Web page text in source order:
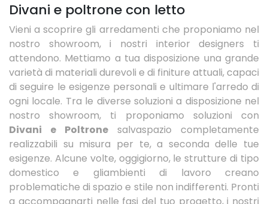
Divani e poltrone con letto
Vieni a scoprire gli arredamenti che proponiamo nel
nostro showroom, i nostri interior designers ti
attendono. Mettiamo a tua disposizione una grande
varietà di materiali durevoli e di finiture attuali, capaci
di seguire le esigenze personali e ultimare l'arredo di
ogni locale. Tra le diverse soluzioni a disposizione nel
nostro showroom, ti proponiamo soluzioni con
Divani e Poltrone salvaspazio completamente
realizzabili su misura per te, a seconda delle tue
esigenze. Alcune volte, oggigiorno, le strutture di tipo
domestico e gliambienti di lavoro creano
problematiche di spazio e stile non indifferenti. Pronti